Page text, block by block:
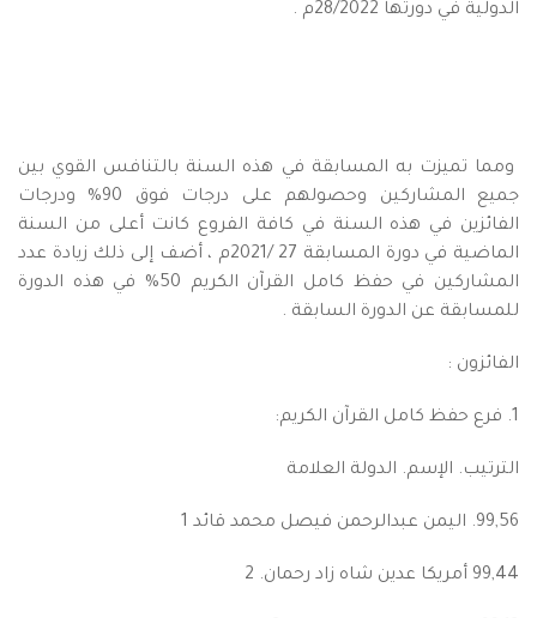
الدولية في دورتها 28/2022م .
ومما تميزت به المسابقة في هذه السنة بالتنافس القوي بين
جميع المشاركين وحصولهم على درجات فوق 90% ودرجات
الفائزين في هذه السنة في كافة الفروع كانت أعلى من السنة
الماضية في دورة المسابقة 27 /2021م ، أضف إلى ذلك زيادة عدد
المشاركين في حفظ كامل القرآن الكريم 50% في هذه الدورة
للمسابقة عن الدورة السابقة .
الفائزون :
1. فرع حفظ كامل القرآن الكريم:
الترتيب. الإسم. الدولة العلامة
99,56. اليمن عبدالرحمن فيصل محمد قائد 1
99,44 أمريكا عدين شاه زاد رحمان. 2